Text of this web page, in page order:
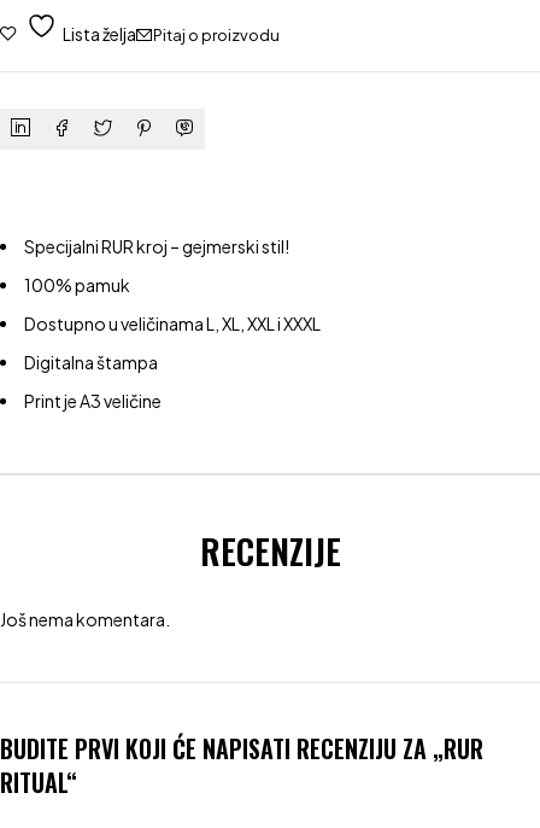
Lista želja Pitaj o proizvodu
Specijalni RUR kroj – gejmerski stil!
100% pamuk
Dostupno u veličinama L, XL, XXL i XXXL
Digitalna štampa
Print je A3 veličine
RECENZIJE
Još nema komentara.
BUDITE PRVI KOJI ĆE NAPISATI RECENZIJU ZA „RUR
RITUAL“